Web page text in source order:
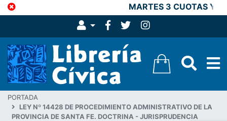
MARTES 3 CUOTAS Y
PORTADA
LEY Nº 14428 DE PROCEDIMIENTO ADMINISTRATIVO DE LA
PROVINCIA DE SANTA FE. DOCTRINA - JURISPRUDENCIA